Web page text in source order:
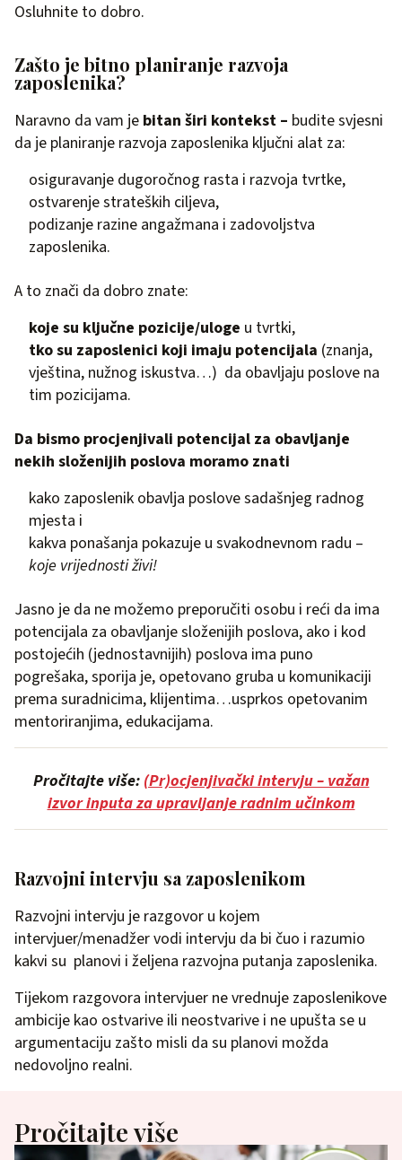
Osluhnite to dobro.
Zašto je bitno planiranje razvoja
zaposlenika?
Naravno da vam je bitan širi kontekst – budite svjesni
da je planiranje razvoja zaposlenika ključni alat za:
osiguravanje dugoročnog rasta i razvoja tvrtke,
ostvarenje strateških ciljeva,
podizanje razine angažmana i zadovoljstva
zaposlenika.
A to znači da dobro znate:
koje su ključne pozicije/uloge u tvrtki,
tko su zaposlenici koji imaju potencijala (znanja,
vještina, nužnog iskustva…) da obavljaju poslove na
tim pozicijama.
Da bismo procjenjivali potencijal za obavljanje
nekih složenijih poslova moramo znati
kako zaposlenik obavlja poslove sadašnjeg radnog
mjesta i
kakva ponašanja pokazuje u svakodnevnom radu –
koje vrijednosti živi!
Jasno je da ne možemo preporučiti osobu i reći da ima
potencijala za obavljanje složenijih poslova, ako i kod
postojećih (jednostavnijih) poslova ima puno
pogrešaka, sporija je, opetovano gruba u komunikaciji
prema suradnicima, klijentima…usprkos opetovanim
mentoriranjima, edukacijama.
Pročitajte više: (Pr)ocjenjivački intervju – važan
izvor inputa za upravljanje radnim učinkom
Razvojni intervju sa zaposlenikom
Razvojni intervju je razgovor u kojem
intervjuer/menadžer vodi intervju da bi čuo i razumio
kakvi su planovi i željena razvojna putanja zaposlenika.
Tijekom razgovora intervjuer ne vrednuje zaposlenikove
ambicije kao ostvarive ili neostvarive i ne upušta se u
argumentaciju zašto misli da su planovi možda
nedovoljno realni.
Pročitajte više